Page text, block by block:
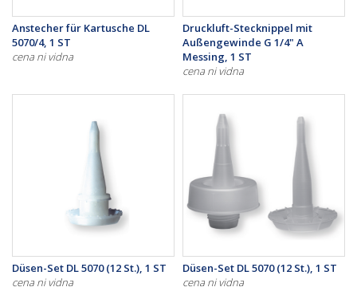
Anstecher für Kartusche DL
5070/4, 1 ST
cena ni vidna
Druckluft-Stecknippel mit
Außengewinde G 1/4" A
Messing, 1 ST
cena ni vidna
Düsen-Set DL 5070 (12 St.), 1 ST
cena ni vidna
Düsen-Set DL 5070 (12 St.), 1 ST
cena ni vidna